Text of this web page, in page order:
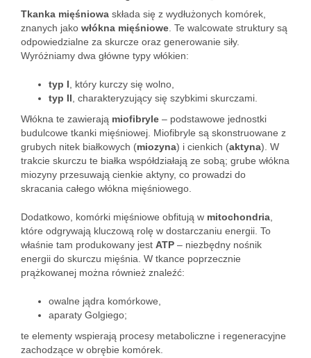
Tkanka mięśniowa składa się z wydłużonych komórek,
znanych jako włókna mięśniowe . Te walcowate struktury są
odpowiedzialne za skurcze oraz generowanie siły.
Wyróżniamy dwa główne typy włókien:
typ I , który kurczy się wolno,
typ II , charakteryzujący się szybkimi skurczami.
Włókna te zawierają miofibryle – podstawowe jednostki
budulcowe tkanki mięśniowej. Miofibryle są skonstruowane z
grubych nitek białkowych (miozyna) i cienkich (aktyna). W
trakcie skurczu te białka współdziałają ze sobą; grube włókna
miozyny przesuwają cienkie aktyny, co prowadzi do
skracania całego włókna mięśniowego.
Dodatkowo, komórki mięśniowe obfitują w mitochondria
które odgrywają kluczową rolę w dostarczaniu energii. To
właśnie tam produkowany jest ATP – niezbędny nośnik
energii do skurczu mięśnia. W tkance poprzecznie
prążkowanej można również znaleźć:
owalne jądra komórkowe,
aparaty Golgiego;
te elementy wspierają procesy metaboliczne i regeneracyjne
zachodzące w obrębie komórek.